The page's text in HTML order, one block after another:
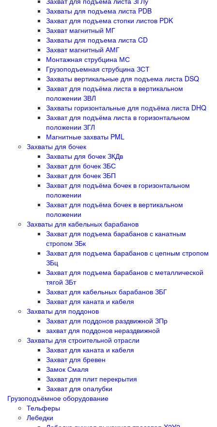
Захваты для подъема листа PDB
Захват для подъема стопки листов PDK
Захват магнитный МГ
Захваты для подъема листа CD
Захват магнитный АМГ
Монтажная струбцина МС
Грузоподъемная струбцина ЗСТ
Захваты вертикальные для подъема листа DSQ
Захват для подъёма листа в вертикальном
положении ЗВЛ
Захваты горизонтальные для подъёма листа DHQ
Захват для подъёма листа в горизонтальном
положении ЗГЛ
Магнитные захваты PML
Захваты для бочек
Захваты для бочек ЗКДв
Захват для бочек ЗБС
Захват для бочек ЗБП
Захват для подъёма бочек в горизонтальном
положении
Захват для подъёма бочек в вертикальном
положении
Захваты для кабельных барабанов
Захват для подъема барабанов с канатным
стропом ЗБк
Захват для подъема барабанов с цепным стропом
ЗБц
Захват для подъема барабанов с металлической
тягой ЗБт
Захват для кабельных барабанов ЗБГ
Захват для каната и кабеля
Захваты для поддонов
Захват для поддонов раздвижной ЗПр
захват для поддонов нераздвижной
Захваты для строительной отрасли
Захват для каната и кабеля
Захват для бревен
Замок Смаля
Захват для плит перекрытия
Захват для опалубки
Грузоподъёмное оборудование
Тельферы
Лебедки